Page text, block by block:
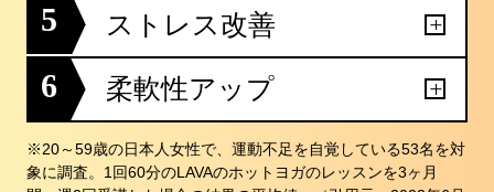
5 ストレス改善
6 柔軟性アップ
※20～59歳の日本人女性で、運動不足を自覚している53名を対
象に調査。1回60分のLAVAのホットヨガのレッスンを3ヶ月